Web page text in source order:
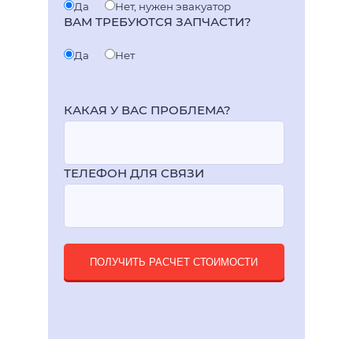
Да Нет, нужен эвакуатор
ВАМ ТРЕБУЮТСЯ ЗАПЧАСТИ?
Да Нет
КАКАЯ У ВАС ПРОБЛЕМА?
ТЕЛЕФОН ДЛЯ СВЯЗИ
ПОЛУЧИТЬ РАСЧЕТ СТОИМОСТИ